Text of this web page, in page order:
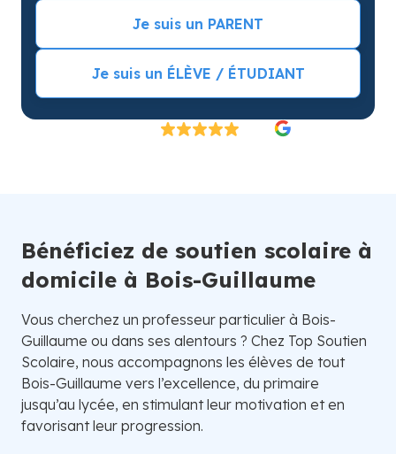
Je suis un PARENT
Je suis un ÉLÈVE / ÉTUDIANT
Bénéficiez de soutien scolaire à
domicile à Bois-Guillaume
Vous cherchez un professeur particulier à Bois-
Guillaume ou dans ses alentours ? Chez Top Soutien
Scolaire, nous accompagnons les élèves de tout
Bois-Guillaume vers l’excellence, du primaire
jusqu’au lycée, en stimulant leur motivation et en
favorisant leur progression.